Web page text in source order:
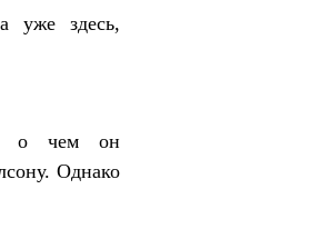
уже здесь,
о чем он
Однако